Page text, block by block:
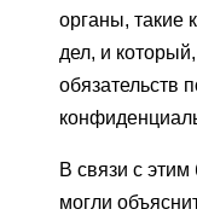
органы, такие
дел, и
обязательств
В связи с
могли